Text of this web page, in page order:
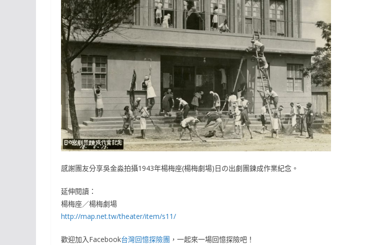
感謝團友分享吳金淼拍攝1943年楊梅座(楊梅劇場)日の出劇團鍊成作業紀念。
延伸閱讀：
楊梅座／楊梅劇場
http://map.net.tw/theater/item/s11/
歡迎加入Facebook台灣回憶探險團 ，一起來一場回憶探險吧！